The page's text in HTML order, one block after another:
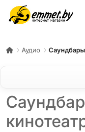
Аудио